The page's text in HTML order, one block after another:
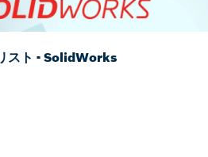
スト - SolidWorks